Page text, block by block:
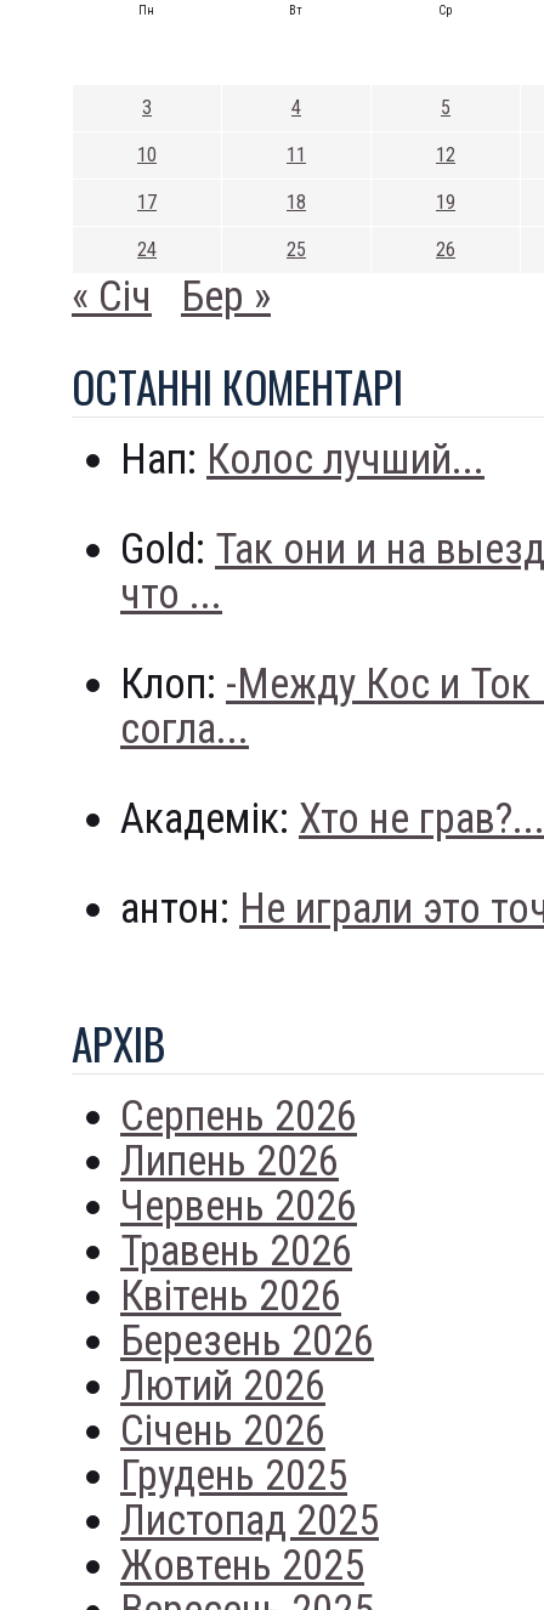
Пн Вт Ср
3 4 5
10 11 12
17 18 19
24 25 26
« Січ Бер »
ОСТАННI КОМЕНТАРI
Нап: Колос лучший...
Gold: Так они и на
что ...
Клоп: -Между Кос и
согла...
Академік: Хто не грав?...
антон: Не играли это
АРХIВ
Серпень 2026
Липень 2026
Червень 2026
Травень 2026
Квітень 2026
Березень 2026
Лютий 2026
Січень 2026
Грудень 2025
Листопад 2025
Жовтень 2025